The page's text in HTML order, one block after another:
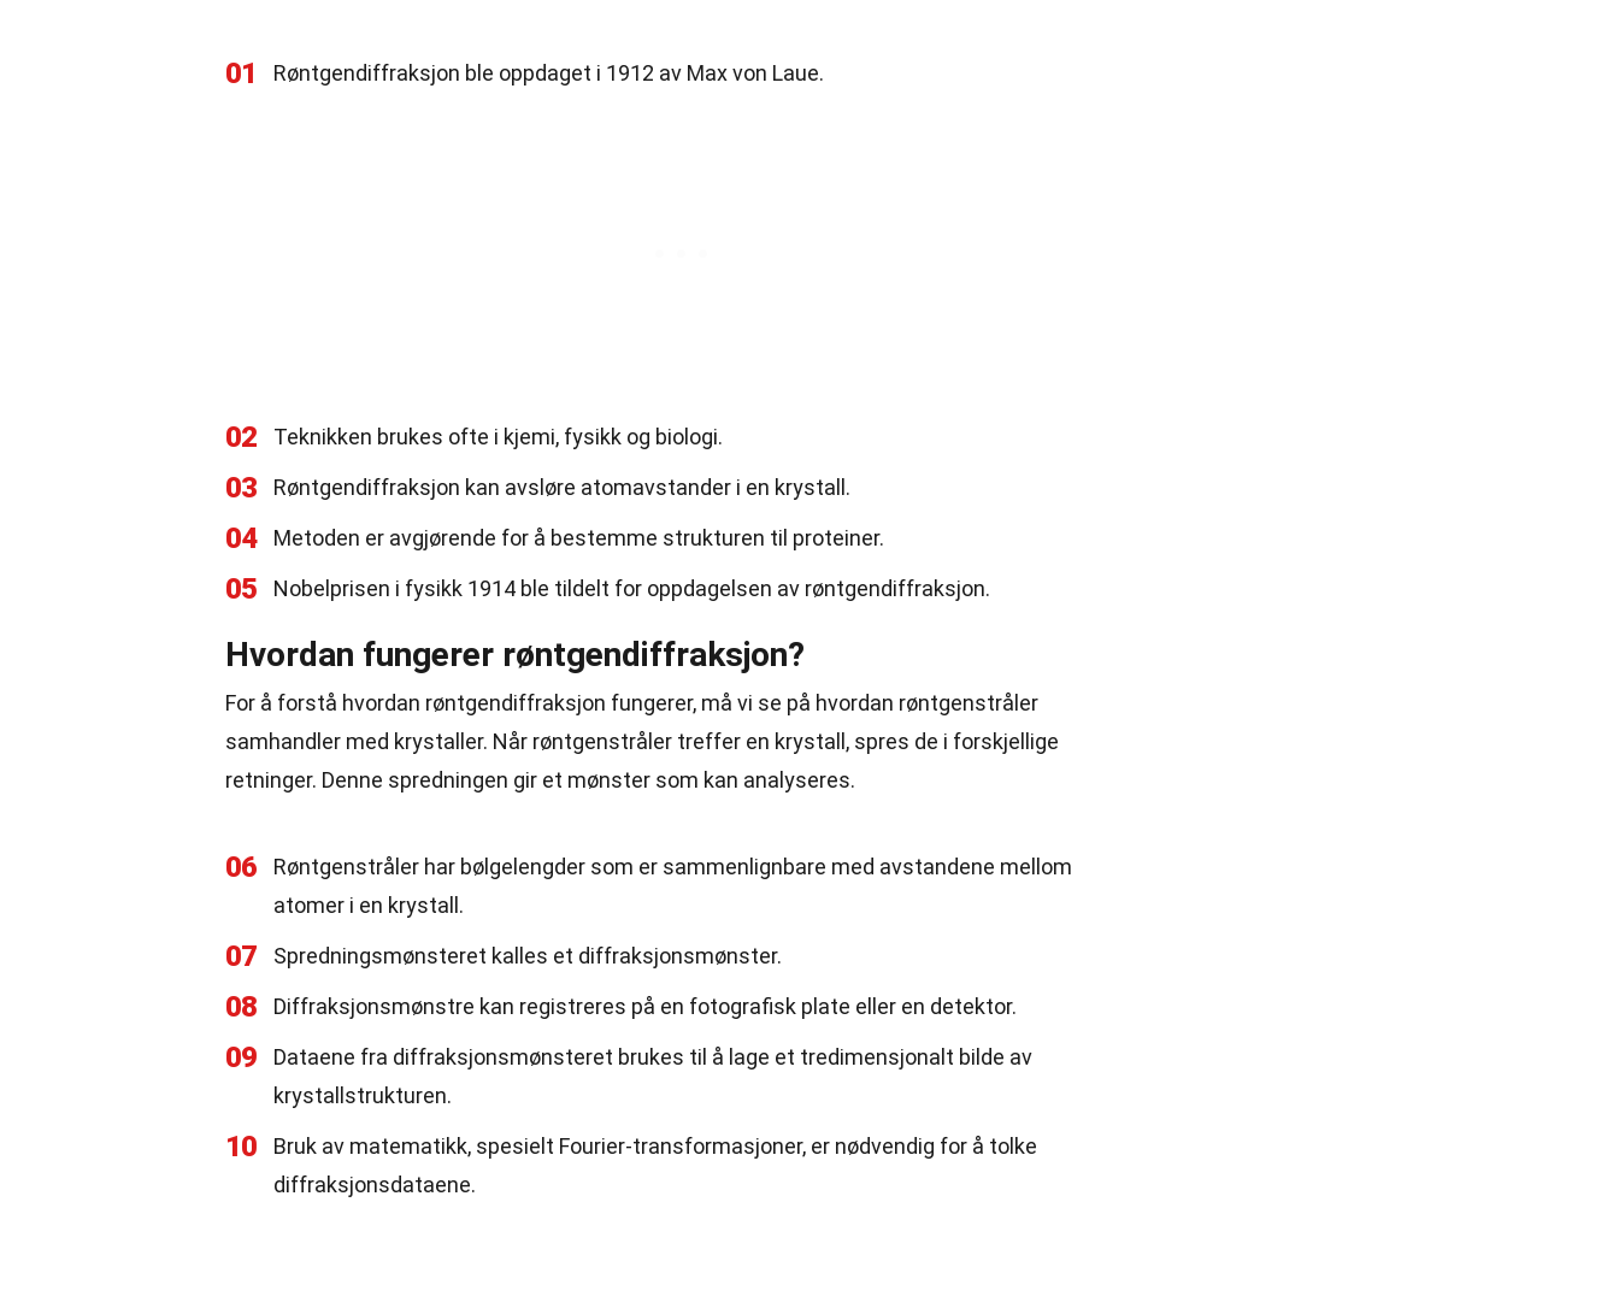
01 Røntgendiffraksjon ble oppdaget i 1912 av Max von Laue.
02 Teknikken brukes ofte i kjemi, fysikk og biologi.
03 Røntgendiffraksjon kan avsløre atomavstander i en krystall.
04 Metoden er avgjørende for å bestemme strukturen til proteiner.
05 Nobelprisen i fysikk 1914 ble tildelt for oppdagelsen av røntgendiffraksjon.
Hvordan fungerer røntgendiffraksjon?
For å forstå hvordan røntgendiffraksjon fungerer, må vi se på hvordan røntgenstråler
samhandler med krystaller. Når røntgenstråler treffer en krystall, spres de i forskjellige
retninger. Denne spredningen gir et mønster som kan analyseres.
06
Røntgenstråler har bølgelengder som er sammenlignbare med avstandene mellom
atomer i en krystall.
07 Spredningsmønsteret kalles et diffraksjonsmønster.
08 Diffraksjonsmønstre kan registreres på en fotografisk plate eller en detektor.
09
Dataene fra diffraksjonsmønsteret brukes til å lage et tredimensjonalt bilde av
krystallstrukturen.
10
Bruk av matematikk, spesielt Fourier-transformasjoner, er nødvendig for å tolke
diffraksjonsdataene.